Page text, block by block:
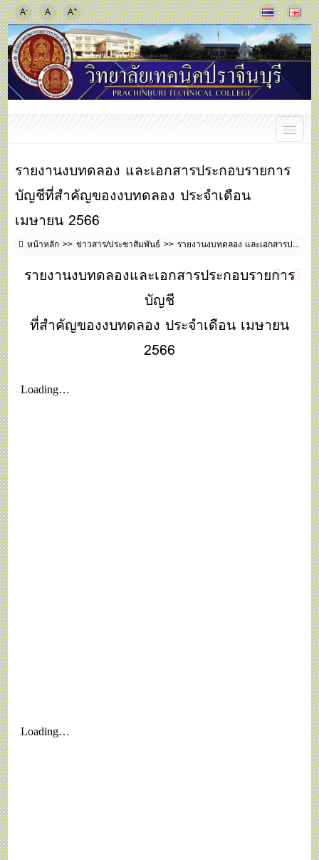
A- A A+
รายงานงบทดลอง และเอกสารประกอบรายการ
บัญชีที่สำคัญของงบทดลอง ประจำเดือน
เมษายน 2566
หน้าหลัก ข่าวสาร/ประชาสัมพันธ์ รายงานงบทดลอง และเอกสารประกอบรายการบัญชีที่สำคัญของงบทดลอง ประจำเดือน เมษายน 2566
รายงานงบทดลองและเอกสารประกอบรายการ
บัญชี
ที่สำคัญของงบทดลอง ประจำเดือน เมษายน
2566